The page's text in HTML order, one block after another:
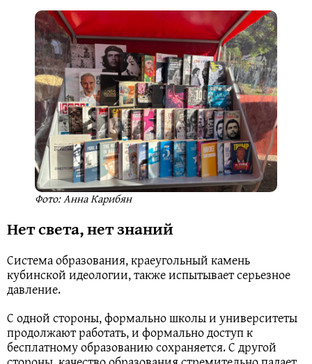
Фото: Анна Карибян
Нет света, нет знаний
Система образования, краеугольный камень
кубинской идеологии, также испытывает серьезное
давление.
С одной стороны, формально школы и университеты
продолжают работать, и формально доступ к
бесплатному образованию сохраняется. С другой